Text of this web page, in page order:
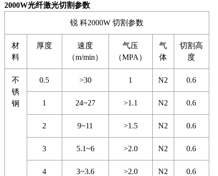
2000W光纤激光切割参数
锐 科2000W 切割参数
材
料
厚度
速度
（m/min）
气压
（MPA）
气
体
切割高
度
不
锈
钢
0.5 >30 1 N2 0.6
1 24~27 >1.1 N2 0.6
2 9~11 >1.5 N2 0.6
3 5.1~6 >2.0 N2 0.6
4 3~3.6 >2.0 N2 0.6